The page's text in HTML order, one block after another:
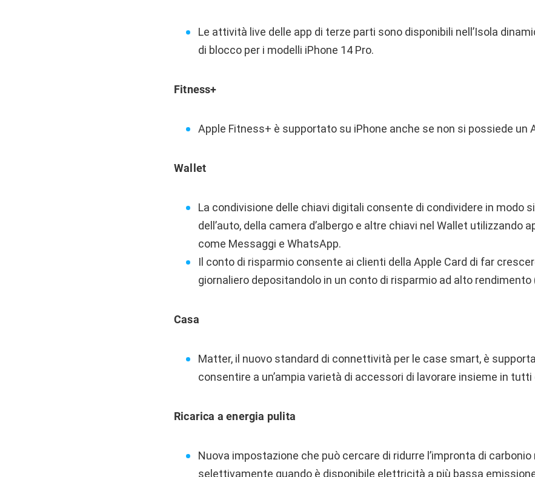
Le attività live delle app di terze parti sono disponibili nell’Isola
di blocco per i modelli iPhone 14 Pro.
Fitness+
Apple Fitness+ è supportato su iPhone anche se non si possiede un
Wallet
La condivisione delle chiavi digitali consente di condividere in modo
dell’auto, della camera d’albergo e altre chiavi nel Wallet utilizzando
come Messaggi e WhatsApp.
Il conto di risparmio consente ai clienti della Apple Card di far
giornaliero depositandolo in un conto di risparmio ad alto rendimento
Casa
Matter, il nuovo standard di connettività per le case smart, è
consentire a un’ampia varietà di accessori di lavorare insieme in
Ricarica a energia pulita
Nuova impostazione che può cercare di ridurre l’impronta di
selettivamente quando è disponibile elettricità a più bassa